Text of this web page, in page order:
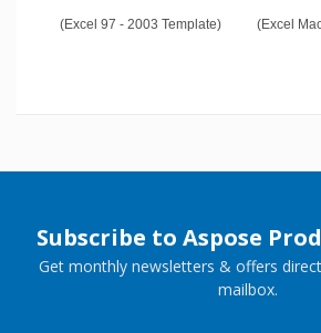
(Excel 97 - 2003 Template) (Excel
Subscribe to Aspose
Get monthly newsletters & offers
mailbox.